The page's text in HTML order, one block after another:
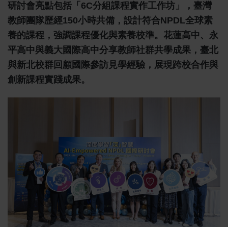
研討會亮點包括「6C分組課程實作工作坊」，臺灣
教師團隊歷經150小時共備，設計符合NPDL全球素
養的課程，強調課程優化與素養校準。花蓮高中、永
平高中與義大國際高中分享教師社群共學成果，臺北
與新北校群回顧國際參訪見學經驗，展現跨校合作與
創新課程實踐成果。